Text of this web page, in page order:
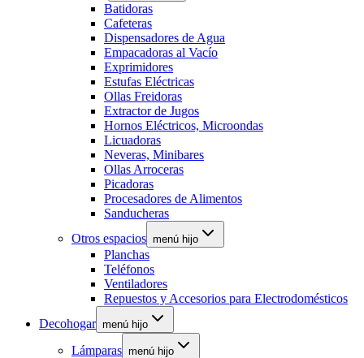
Batidoras
Cafeteras
Dispensadores de Agua
Empacadoras al Vacío
Exprimidores
Estufas Eléctricas
Ollas Freidoras
Extractor de Jugos
Hornos Eléctricos, Microondas
Licuadoras
Neveras, Minibares
Ollas Arroceras
Picadoras
Procesadores de Alimentos
Sanducheras
Otros espacios menú hijo
Planchas
Teléfonos
Ventiladores
Repuestos y Accesorios para Electrodomésticos
Decohogar menú hijo
Lámparas menú hijo